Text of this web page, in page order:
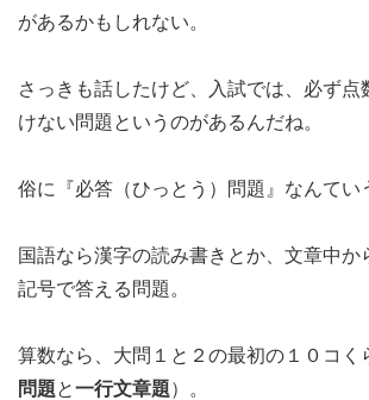
があるかもしれない。
さっきも話したけど、入試では、必ず点
けない問題というのがあるんだね。
俗に『必答（ひっとう）問題』なんてい
国語なら漢字の読み書きとか、文章中か
記号で答える問題。
算数なら、大問１と２の最初の１０コく
問題と一行文章題）。